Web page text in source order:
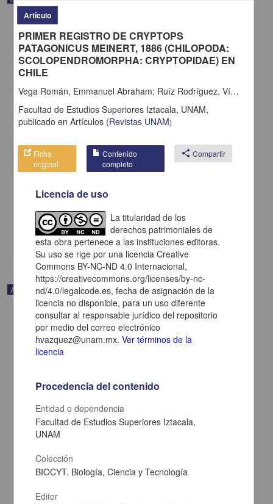
Albarrán Polanco, Alejandro - Coordinación de Difusión Cultural,
UNAM
2022-05-07
Artes y Humanidades
Audio
La ciencia y la tecnología
Coordinación de Difusión Cultural, UNAM
Artículo
PRIMER REGISTRO DE CRYPTOPS
PATAGONICUS MEINERT, 1886 (CHILOPODA:
SCOLOPENDROMORPHA: CRYPTOPIDAE) EN
CHILE
Vega Román, Emmanuel Abraham; Ruíz Rodríguez, Víctor Hugo; Soto Saravia, Ricardo Antonio
Facultad de Estudios Superiores Iztacala, UNAM,
publicado enArtículos (Revistas UNAM)
Ficha
original
Contenido
completo
share Compartir
Licencia de uso
La titularidad de los
derechos patrimoniales de
esta obra pertenece a las instituciones editoras.
Su uso se rige por una licencia Creative
Commons BY-NC-ND 4.0 Internacional,
https://creativecommons.org/licenses/by-nc-
nd/4.0/legalcode.es, fecha de asignación de la
licencia no disponible, para un uso diferente
consultar al responsable jurídico del repositorio
por medio del correo electrónico
hvazquez@unam.mx.Ver términos de la
licencia
Procedencia del contenido
Entidad o dependencia
Facultad de Estudios Superiores Iztacala,
UNAM
Colección
BIOCYT. Biología, Ciencia y Tecnología
Editor